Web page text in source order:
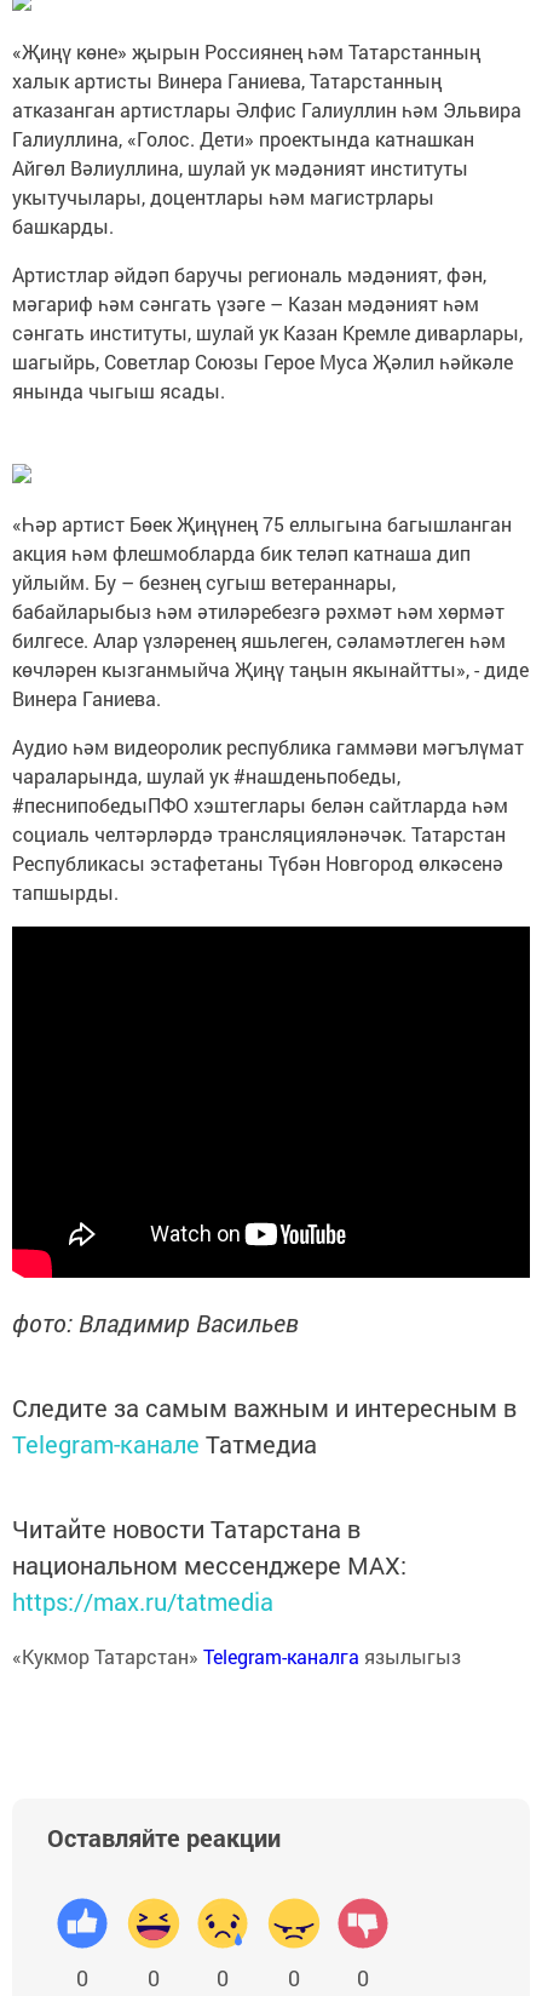
«Җиңү көне» җырын Россиянең һәм Татарстанның
халык артисты Винера Ганиева, Татарстанның
атказанган артистлары Әлфис Галиуллин һәм Эльвира
Галиуллина, «Голос. Дети» проектында катнашкан
Айгөл Вәлиуллина, шулай ук мәдәният институты
укытучылары, доцентлары һәм магистрлары
башкарды.
Артистлар әйдәп баручы региональ мәдәният, фән,
мәгариф һәм сәнгать үзәге – Казан мәдәният һәм
сәнгать институты, шулай ук Казан Кремле диварлары,
шагыйрь, Советлар Союзы Герое Муса Җәлил һәйкәле
янында чыгыш ясады.
«Һәр артист Бөек Җиңүнең 75 еллыгына багышланган
акция һәм флешмобларда бик теләп катнаша дип
уйлыйм. Бу – безнең сугыш ветераннары,
бабайларыбыз һәм әтиләребезгә рәхмәт һәм хөрмәт
билгесе. Алар үзләренең яшьлеген, сәламәтлеген һәм
көчләрен кызганмыйча Җиңү таңын якынайтты», - диде
Винера Ганиева.
Аудио һәм видеоролик республика гаммәви мәгълүмат
чараларында, шулай ук #нашденьпобеды,
#песнипобедыПФО хэштеглары белән сайтларда һәм
социаль челтәрләрдә трансляцияләнәчәк. Татарстан
Республикасы эстафетаны Түбән Новгород өлкәсенә
тапшырды.
фото: Владимир Васильев
Следите за самым важным и интересным в
Telegram-канале Татмедиа
Читайте новости Татарстана в
национальном мессенджере MАХ:
https://max.ru/tatmedia
«Кукмор Татарстан» Telegram-каналга язылыгыз
Оставляйте реакции
0 0 0 0 0